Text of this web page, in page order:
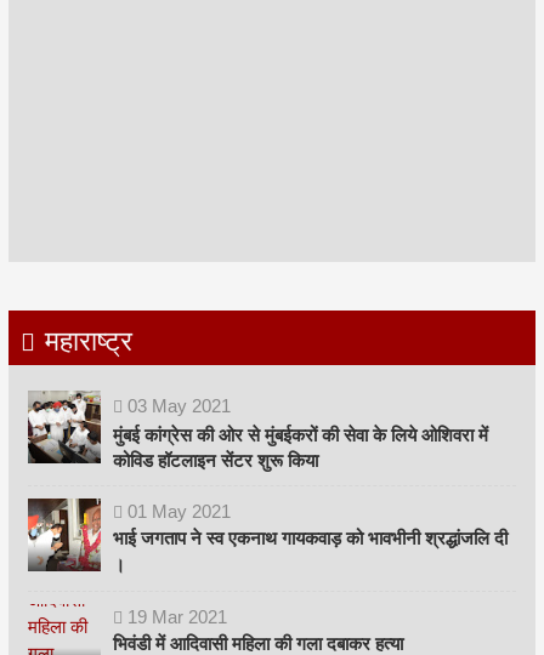
महाराष्ट्र
03 May 2021
मुंबई कांग्रेस की ओर से मुंबईकरों की सेवा के लिये ओशिवरा में
कोविड हॉटलाइन सेंटर शुरू किया
01 May 2021
भाई जगताप ने स्व एकनाथ गायकवाड़ को भावभीनी श्रद्धांजलि दी
।
19 Mar 2021
भिवंडी में आदिवासी महिला की गला दबाकर हत्या